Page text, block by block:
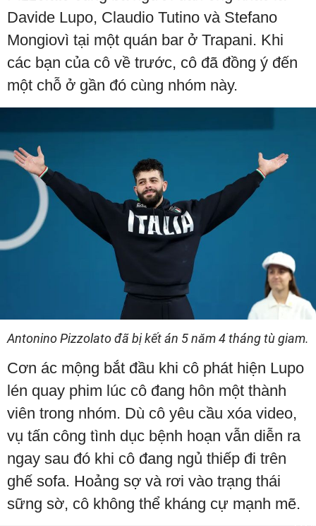
Davide Lupo, Claudio Tutino và Stefano
Mongiovì tại một quán bar ở Trapani. Khi
các bạn của cô về trước, cô đã đồng ý đến
một chỗ ở gần đó cùng nhóm này.
Antonino Pizzolato đã bị kết án 5 năm 4 tháng tù giam.
Cơn ác mộng bắt đầu khi cô phát hiện Lupo
lén quay phim lúc cô đang hôn một thành
viên trong nhóm. Dù cô yêu cầu xóa video,
vụ tấn công tình dục bệnh hoạn vẫn diễn ra
ngay sau đó khi cô đang ngủ thiếp đi trên
ghế sofa. Hoảng sợ và rơi vào trạng thái
sững sờ, cô không thể kháng cự mạnh mẽ.